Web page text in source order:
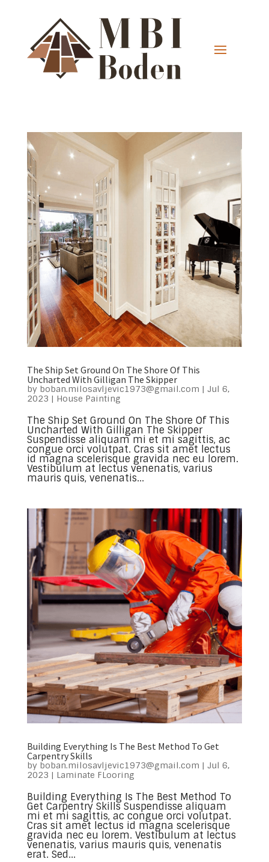
The Ship Set Ground On The Shore Of This
Uncharted With Gilligan The Skipper
by boban.milosavljevic1973@gmail.com | Jul 6,
2023 | House Painting
The Ship Set Ground On The Shore Of This
Uncharted With Gilligan The Skipper
Suspendisse aliquam mi et mi sagittis, ac
congue orci volutpat. Cras sit amet lectus
id magna scelerisque gravida nec eu lorem.
Vestibulum at lectus venenatis, varius
mauris quis, venenatis...
Building Everything Is The Best Method To Get
Carpentry Skills
by boban.milosavljevic1973@gmail.com | Jul 6,
2023 | Laminate FLooring
Building Everything Is The Best Method To
Get Carpentry Skills Suspendisse aliquam
mi et mi sagittis, ac congue orci volutpat.
Cras sit amet lectus id magna scelerisque
gravida nec eu lorem. Vestibulum at lectus
venenatis, varius mauris quis, venenatis
erat. Sed...